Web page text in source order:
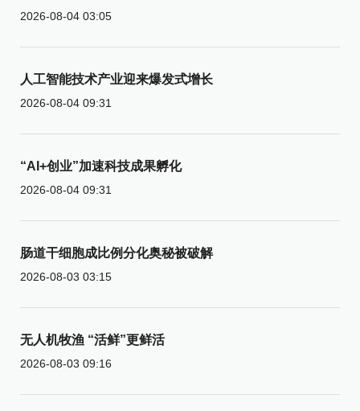
2026-08-04 03:05
人工智能技术产业迎来爆发式增长
2026-08-04 09:31
“AI+创业”加速科技成果孵化
2026-08-04 09:31
肠道干细胞成比例分化奥秘被破解
2026-08-03 03:15
无人机牧渔 “活鲜”更鲜活
2026-08-03 09:16